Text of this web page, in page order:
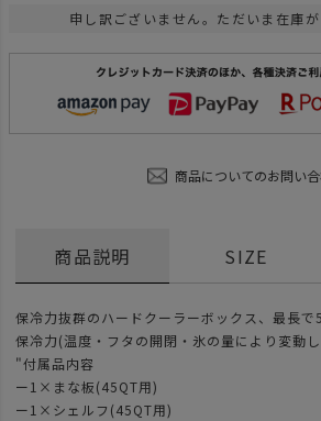
申し訳ございません。ただいま在庫が
商品についてのお問い
商品説明
保冷力抜群のハードクーラーボックス、最長
保冷力(温度・フタの開閉・氷の量により変動
"付属品内容
ー1×まな板(45QT用)
ー1×シェルフ(45QT用)
SIZE